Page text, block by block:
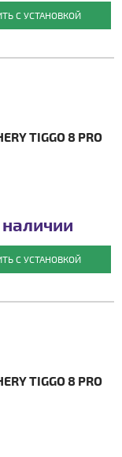
С УСТАНОВКОЙ
TIGGO 8 PRO
С УСТАНОВКОЙ
TIGGO 8 PRO